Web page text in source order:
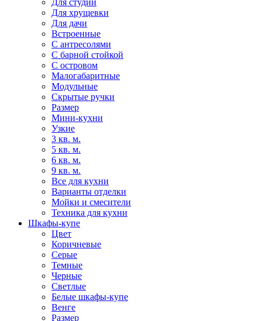
Для студии
Для хрущевки
Для дачи
Встроенные
С антресолями
С барной стойкой
С островом
Малогабаритные
Модульные
Скрытые ручки
Размер
Мини-кухни
Узкие
3 кв. м.
5 кв. м.
6 кв. м.
9 кв. м.
Все для кухни
Варианты отделки
Мойки и смесители
Техника для кухни
Шкафы-купе
Цвет
Коричневые
Серые
Темные
Черные
Светлые
Белые шкафы-купе
Венге
Размер